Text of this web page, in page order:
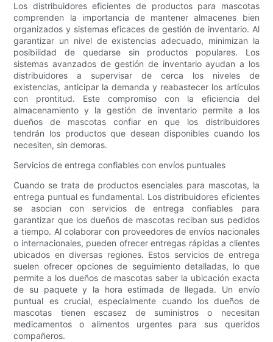
Los distribuidores eficientes de productos para mascotas
comprenden la importancia de mantener almacenes bien
organizados y sistemas eficaces de gestión de inventario. Al
garantizar un nivel de existencias adecuado, minimizan la
posibilidad de quedarse sin productos populares. Los
sistemas avanzados de gestión de inventario ayudan a los
distribuidores a supervisar de cerca los niveles de
existencias, anticipar la demanda y reabastecer los artículos
con prontitud. Este compromiso con la eficiencia del
almacenamiento y la gestión de inventario permite a los
dueños de mascotas confiar en que los distribuidores
tendrán los productos que desean disponibles cuando los
necesiten, sin demoras.
Servicios de entrega confiables con envíos puntuales
Cuando se trata de productos esenciales para mascotas, la
entrega puntual es fundamental. Los distribuidores eficientes
se asocian con servicios de entrega confiables para
garantizar que los dueños de mascotas reciban sus pedidos
a tiempo. Al colaborar con proveedores de envíos nacionales
o internacionales, pueden ofrecer entregas rápidas a clientes
ubicados en diversas regiones. Estos servicios de entrega
suelen ofrecer opciones de seguimiento detalladas, lo que
permite a los dueños de mascotas saber la ubicación exacta
de su paquete y la hora estimada de llegada. Un envío
puntual es crucial, especialmente cuando los dueños de
mascotas tienen escasez de suministros o necesitan
medicamentos o alimentos urgentes para sus queridos
compañeros.